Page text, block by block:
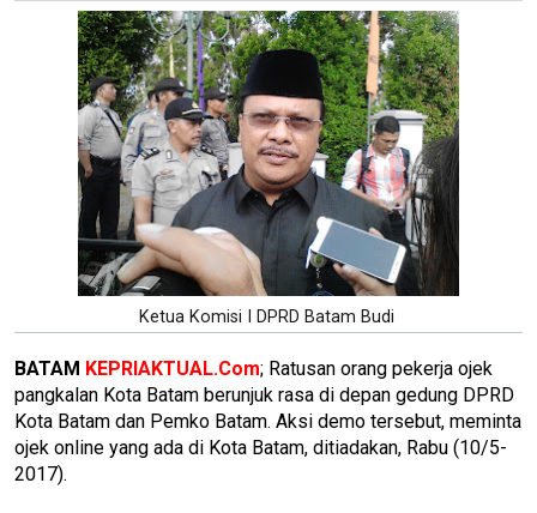
Ketua Komisi I DPRD Batam Budi
BATAM KEPRIAKTUAL.Com; Ratusan orang pekerja ojek
pangkalan Kota Batam berunjuk rasa di depan gedung DPRD
Kota Batam dan Pemko Batam. Aksi demo tersebut, meminta
ojek online yang ada di Kota Batam, ditiadakan, Rabu (10/5-
2017).